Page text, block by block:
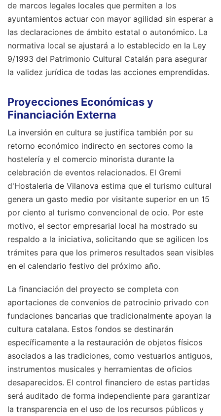
de marcos legales locales que permiten a los
ayuntamientos actuar con mayor agilidad sin esperar a
las declaraciones de ámbito estatal o autonómico. La
normativa local se ajustará a lo establecido en la Ley
9/1993 del Patrimonio Cultural Catalán para asegurar
la validez jurídica de todas las acciones emprendidas.
Proyecciones Económicas y
Financiación Externa
La inversión en cultura se justifica también por su
retorno económico indirecto en sectores como la
hostelería y el comercio minorista durante la
celebración de eventos relacionados. El Gremi
d'Hostaleria de Vilanova estima que el turismo cultural
genera un gasto medio por visitante superior en un 15
por ciento al turismo convencional de ocio. Por este
motivo, el sector empresarial local ha mostrado su
respaldo a la iniciativa, solicitando que se agilicen los
trámites para que los primeros resultados sean visibles
en el calendario festivo del próximo año.
La financiación del proyecto se completa con
aportaciones de convenios de patrocinio privado con
fundaciones bancarias que tradicionalmente apoyan la
cultura catalana. Estos fondos se destinarán
específicamente a la restauración de objetos físicos
asociados a las tradiciones, como vestuarios antiguos,
instrumentos musicales y herramientas de oficios
desaparecidos. El control financiero de estas partidas
será auditado de forma independiente para garantizar
la transparencia en el uso de los recursos públicos y